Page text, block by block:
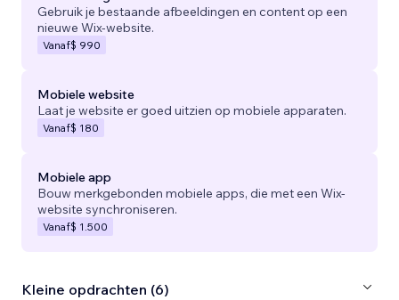
Gebruik je bestaande afbeeldingen en content op een
nieuwe Wix-website.
Vanaf$ 990
Mobiele website
Laat je website er goed uitzien op mobiele apparaten.
Vanaf$ 180
Mobiele app
Bouw merkgebonden mobiele apps, die met een Wix-
website synchroniseren.
Vanaf$ 1.500
Kleine opdrachten (6)